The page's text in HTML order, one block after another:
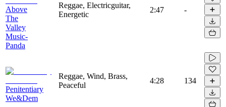
Above
The
Valley
Music-
Panda
Reggae, Electricguitar,
Energetic
2:47 -
Penitentiary
We&Dem
Reggae, Wind, Brass,
Peaceful
4:28 134